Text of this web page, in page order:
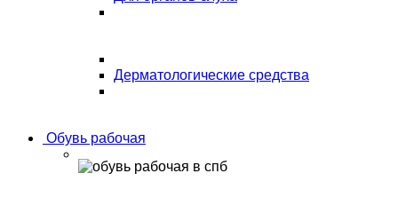
Дерматологические средства
Обувь рабочая